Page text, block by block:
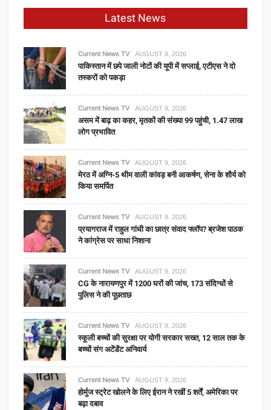
Latest News
Current News TV AUGUST 9, 2026
पाकिस्तान में छपे जाली नोटों की यूपी में सप्लाई, एटीएस ने दो
तस्करों को पकड़ा
Current News TV AUGUST 9, 2026
असम में बाढ़ का कहर, मृतकों की संख्या 99 पहुंची, 1.47 लाख
लोग प्रभावित
Current News TV AUGUST 9, 2026
मेरठ में अग्नि-5 थीम वाली कांवड़ बनी आकर्षण, सेना के शौर्य को
किया समर्पित
Current News TV AUGUST 9, 2026
प्रयागराज में राहुल गांधी का छात्र संवाद फ्लॉप? ब्रजेश पाठक
ने कांग्रेस पर साधा निशाना
Current News TV AUGUST 9, 2026
CG के नारायणपुर में 1200 घरों की जांच, 173 संदिग्धों से
पुलिस ने की पूछताछ
Current News TV AUGUST 9, 2026
स्कूली बच्चों की सुरक्षा पर योगी सरकार सख्त, 12 साल तक के
बच्चों संग अटेंडेंट अनिवार्य
Current News TV AUGUST 9, 2026
होर्मुज स्ट्रेट खोलने के लिए ईरान ने रखीं 5 शर्तें, अमेरिका पर
बढ़ा दबाव